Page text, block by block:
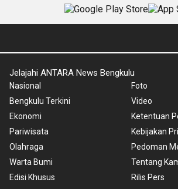
Jelajahi ANTARA News Bengkulu
Nasional
Bengkulu Terkini
Ekonomi
Pariwisata
Olahraga
Warta Bumi
Edisi Khusus
Foto
Video
Ketentuan
Kebijakan
Pedoman
Tentang
Rilis Pers